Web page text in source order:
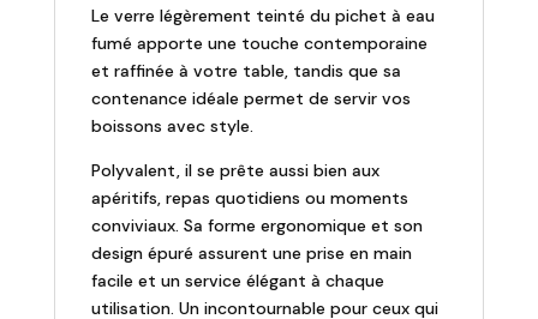
Le verre légèrement teinté du pichet à eau
fumé apporte une touche contemporaine
et raffinée à votre table, tandis que sa
contenance idéale permet de servir vos
boissons avec style.
Polyvalent, il se prête aussi bien aux
apéritifs, repas quotidiens ou moments
conviviaux. Sa forme ergonomique et son
design épuré assurent une prise en main
facile et un service élégant à chaque
utilisation. Un incontournable pour ceux qui